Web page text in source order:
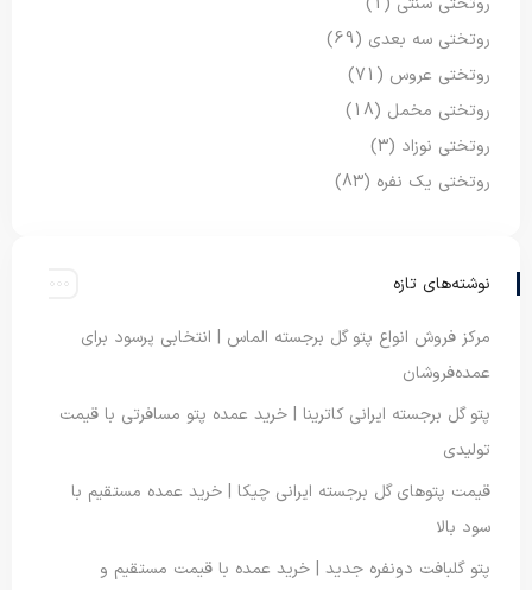
روتختی سه بعدی (69)
روتختی عروس (71)
روتختی مخمل (18)
روتختی نوزاد (3)
روتختی یک نفره (83)
نوشته‌های تازه
مرکز فروش انواع پتو گل برجسته الماس | انتخابی پرسود برای
عمده‌فروشان
پتو گل برجسته ایرانی کاترینا | خرید عمده پتو مسافرتی با قیمت
تولیدی
قیمت پتوهای گل برجسته ایرانی چیکا | خرید عمده مستقیم با
سود بالا
پتو گلبافت دونفره جدید | خرید عمده با قیمت مستقیم و